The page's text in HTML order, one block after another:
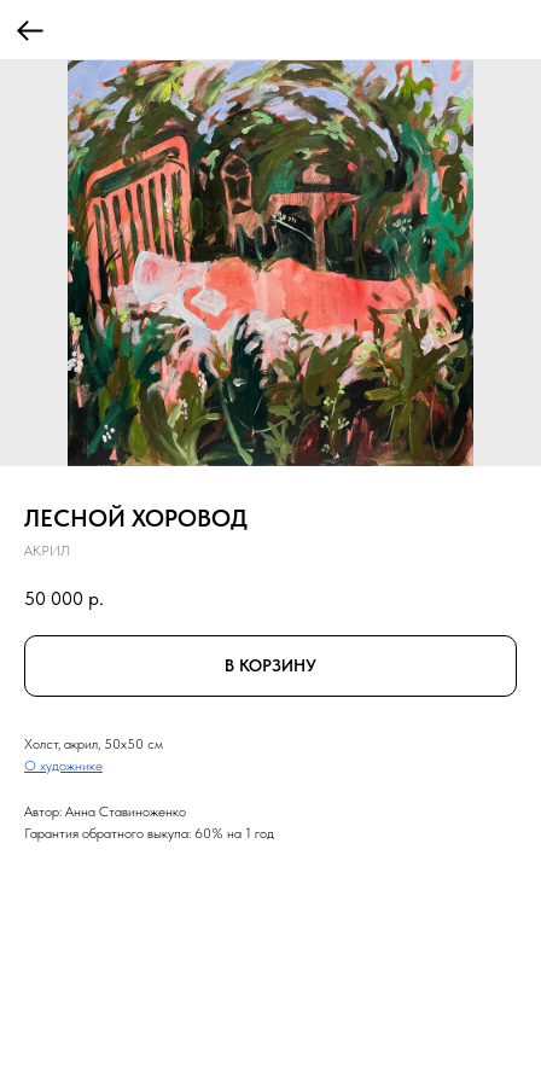
ЛЕСНОЙ ХОРОВОД
АКРИЛ
50 000 р.
В КОРЗИНУ
Холст, акрил, 50x50 см
О художнике
Автор: Анна Ставиноженко
Гарантия обратного выкупа: 60% на 1 год